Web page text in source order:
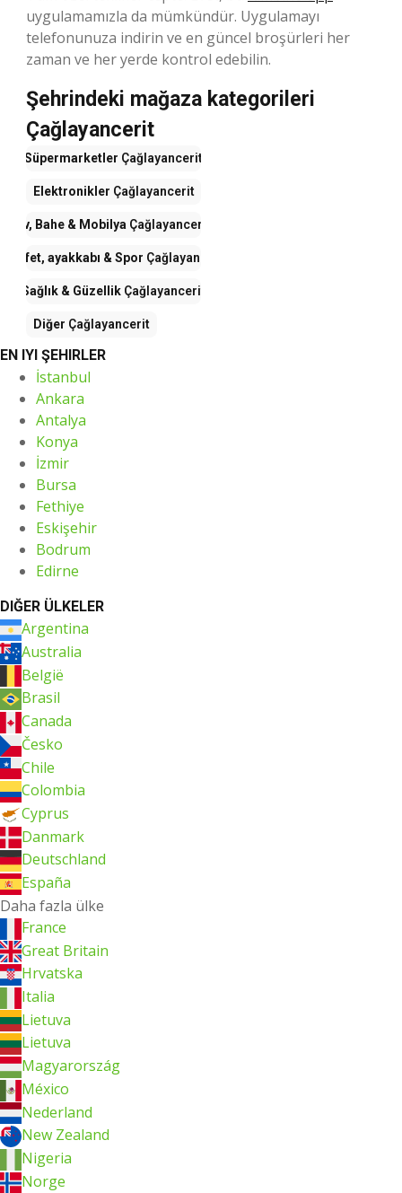
uygulamamızla da mümkündür. Uygulamayı
telefonunuza indirin ve en güncel broşürleri her
zaman ve her yerde kontrol edebilin.
Şehrindeki mağaza kategorileri
Çağlayancerit
Süpermarketler Çağlayancerit
Elektronikler Çağlayancerit
Ev, Bahe & Mobilya Çağlayancerit
Kıyafet, ayakkabı & Spor Çağlayancerit
Sağlık & Güzellik Çağlayancerit
Diğer Çağlayancerit
EN IYI ŞEHIRLER
İstanbul
Ankara
Antalya
Konya
İzmir
Bursa
Fethiye
Eskişehir
Bodrum
Edirne
DIĞER ÜLKELER
Argentina
Australia
België
Brasil
Canada
Česko
Chile
Colombia
Cyprus
Danmark
Deutschland
España
Daha fazla ülke
France
Great Britain
Hrvatska
Italia
Lietuva
Lietuva
Magyarország
México
Nederland
New Zealand
Nigeria
Norge